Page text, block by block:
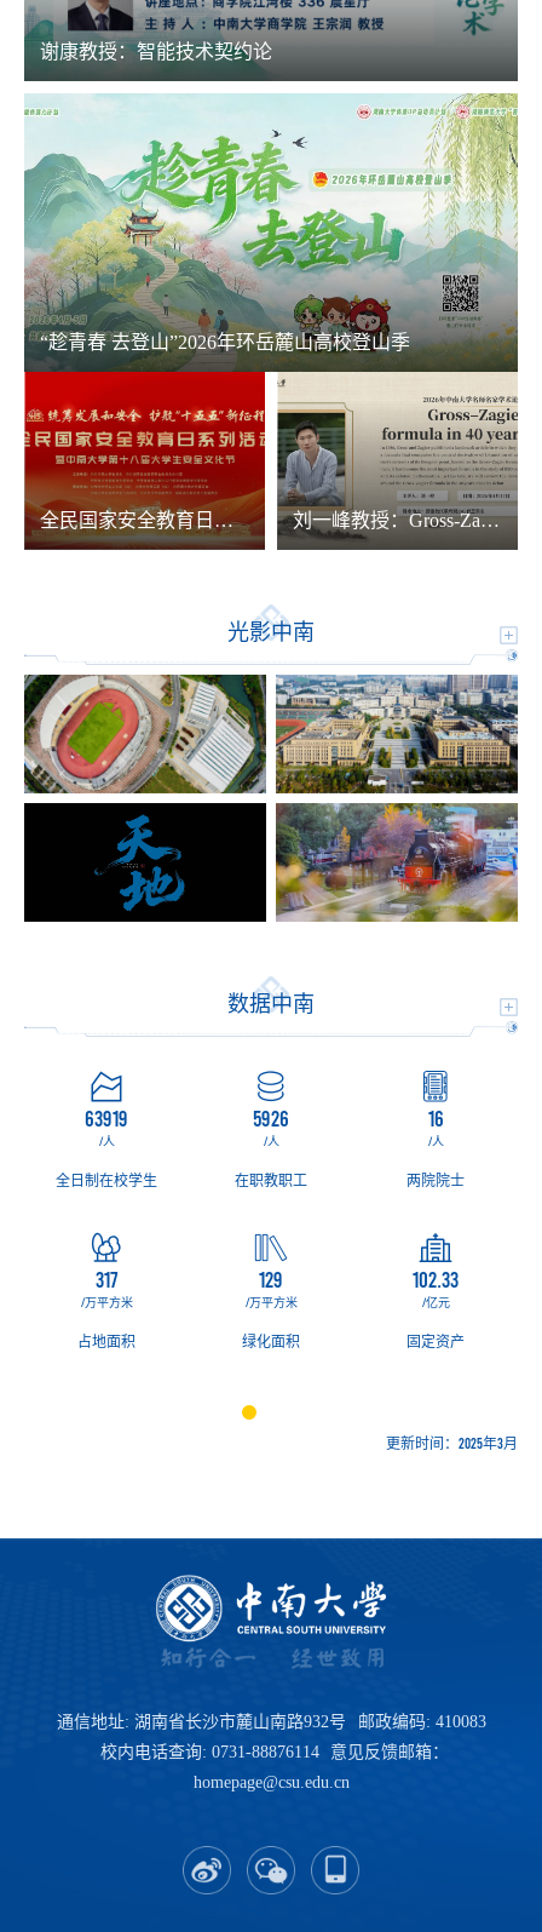
谢康教授：智能技术契约论
“趁青春 去登山”2026年环岳麓山高校登山季
全民国家安全教育日系列活动 刘一峰教授：Gross-Zagier formula in 40years
光影中南
数据中南
63919
/人
全日制在校学生
317
/万平方米
占地面积
5926
/人
在职教职工
129
/万平方米
绿化面积
16
/人
两院院士
102.33
/亿元
固定资产
更新时间：2025年3月
通信地址: 湖南省长沙市麓山南路932号
邮政编码: 410083
校内电话查询: 0731-88876114
意见反馈邮箱：
homepage@csu.edu.cn